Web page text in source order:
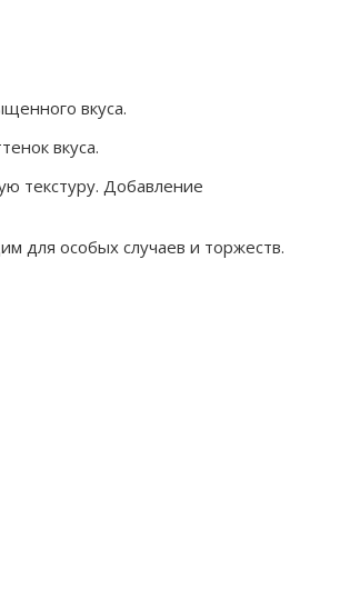
вкуса.
вкуса.
текстуру. Добавление
для особых случаев и торжеств.